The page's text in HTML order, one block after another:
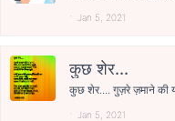
Jan 5, 2021
कुछ शेर...
कुछ शेर.... गुज़रे ज़माने की
Jan 5, 2021